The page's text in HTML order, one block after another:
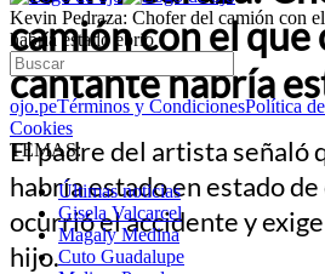
Kevin Pedraza: Chofer del camión con
habría estado ebrio
ojo.peTérminos y CondicionesPolítica
Cookies
TEMAS:
Últimas noticias
Gisela Valcarcel
Magaly Medina
Cuto Guadalupe
camión con el que
cantante habría
El padre del artista señaló
habría estado en estado
ocurrió el accidente y
hijo.